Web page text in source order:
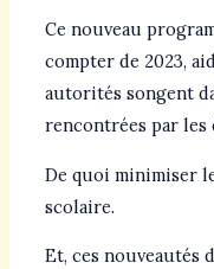
Ce nouveau
compter de 2023,
autorités songent
rencontrées par les
De quoi minimiser
scolaire.
Et, ces nouveautés